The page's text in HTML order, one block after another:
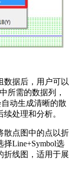
数据后，用户可以
所需的数据列，
动生成清晰的散
处理和分析。
散点图中的点以折
Line+Symbol选
折线图，适用于展